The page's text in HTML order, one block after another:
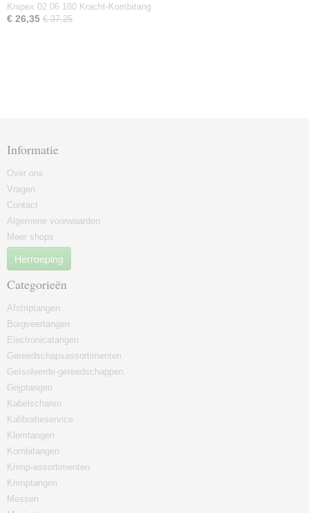
Knipex 02 06 180 Kracht-Kombitang
€ 26,35 € 37,25
Informatie
Over ons
Vragen
Contact
Algemene voorwaarden
Meer shops
Herroeping
Categorieën
Afstriptangen
Borgveertangen
Electronicatangen
Gereedschapsassortimenten
Geïsoleerde-gereedschappen
Grijptangen
Kabelscharen
Kalibratieservice
Klemtangen
Kombitangen
Krimp-assortimenten
Krimptangen
Messen